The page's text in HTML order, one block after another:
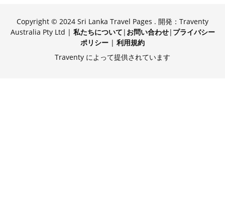
Copyright © 2024 Sri Lanka Travel Pages . 開発：Traventy
Australia Pty Ltd | 私たちについて | お問い合わせ| プライバシー
ポリシー | 利用規約
Traventy によって提供されています